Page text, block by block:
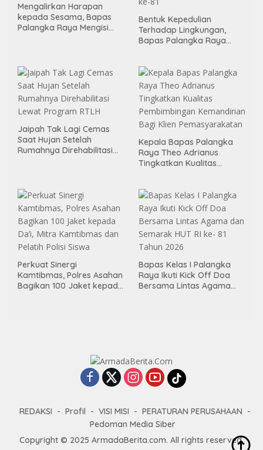
Mengalirkan Harapan
kepada Sesama, Bapas
Palangka Raya Mengisi
Bentuk Kepedulian
Terhadap Lingkungan,
Bapas Palangka Raya
ke-81
Jaipah Tak Lagi Cemas
Saat Hujan Setelah
Rumahnya Direhabilitasi
Kepala Bapas Palangka
Raya Theo Adrianus
Tingkatkan Kualitas
Pemasyarakatan
Perkuat Sinergi
Kamtibmas, Polres Asahan
Bagikan 100 Jaket kepada
Bapas Kelas I Palangka
Raya Ikuti Kick Off Doa
Bersama Lintas Agama
REDAKSI Profil VISI MISI
PERATURAN PERUSAHAAN
Pedoman Media Siber
Copyright © 2025 ArmadaBerita.com. All rights reserved.